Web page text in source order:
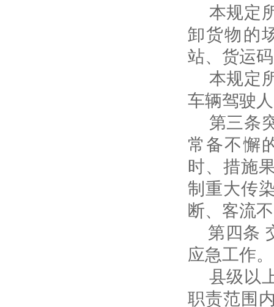
本规定
卸货物的
站、货运
本规定
车辆驾驶
第三条
常备不懈
时、措施
制重大传
断、客流
第四条
应急工作。
县级以
职责范围